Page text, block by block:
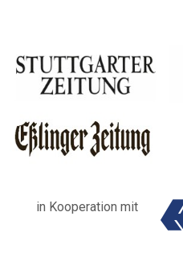
in Kooperation mit